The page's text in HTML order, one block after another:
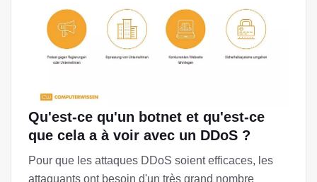
Qu'est-ce qu'un botnet et qu'est-ce
que cela a à voir avec un DDoS ?
Pour que les attaques DDoS soient efficaces, les
attaquants ont besoin d'un très grand nombre